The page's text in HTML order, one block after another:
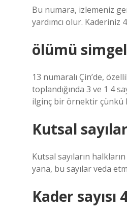
Bu numara, izlemeniz
yardımcı olur. Kaderiniz
ölümü
13 numaralı Çin’de,
toplandığında 3 ve 1 4
ilginç bir örnektir çünkü
Kutsal
Kutsal sayıların
yana, bu sayılar veda
Kader